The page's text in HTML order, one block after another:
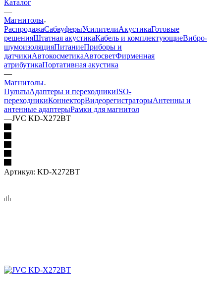
Каталог
—
Магнитолы
РаспродажаСабвуферыУсилителиАкустикаГотовые
решенияШтатная акустикаКабель и комплектующиеВибро-
шумоизоляцияПитаниеПриборы и
датчикиАвтокосметикаАвтосветФирменная
атрибутикаПортативная акустика
—
Магнитолы
ПультыАдаптеры и переходникиISO-
переходникиКоннекторВидеорегистраторыАнтенны и
антенные адаптерыРамки для магнитол
—JVC KD-X272BT
Артикул: KD-X272BT